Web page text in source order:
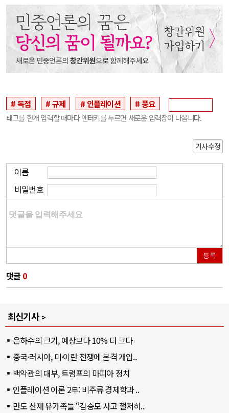
독점 규제 인플레이션 풍요
태그를 한개 입력할 때마다 엔터키를 누르면 새로운 입력창이 나옵니다.
기사수정
이름
비밀번호
등록
댓글 0
최신기사
은하수의 크기, 예상보다 10% 더 크다
중국·러시아, 미·이란 전쟁에 본격 개입..
백악관의 대부, 트럼프의 마피아 정치
인플레이션 이론 2부: 비주류 경제학과 ..
만도 산재 유가족들 “김승모 사고 철저히..